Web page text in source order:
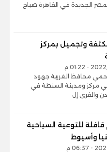
الجديدة في القاهرة صباح
وتجميل بمركز
رحمي محافظ الغربية جهود
مركز ومدينة السنطة في
والقرى إل
قافلة للتوعية السياحية
وأسيوط